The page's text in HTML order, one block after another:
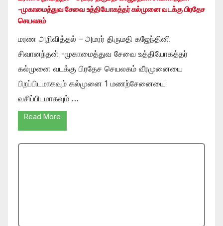
-முகாமைத்துவ சேவை உத்தியோகத்தர் கல்முனை வடக்கு பிரதேச
செயலகம்
மரண அறிவித்தல் – அமரர் திருமதி கஜேந்தினி
சிவானந்தன் -முகாமைத்துவ சேவை உத்தியோகத்தர்
கல்முனை வடக்கு பிரதேச செயலகம் வீரமுனையை
பிறப்பிடமாகவும் கல்முனை 1 மணற்சேனையை
வசிப்பிடமாகவும் …
Read More